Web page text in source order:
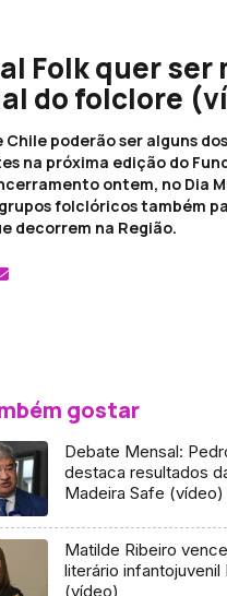
Folk quer ser
do folclore
poderão ser alguns
na próxima edição do
ontem, no Dia
folclóricos também
decorrem na Região.
gostar
Debate Mensal:
destaca resultados
Madeira Safe (vídeo)
Matilde Ribeiro
literário infantojuvenil
(vídeo)